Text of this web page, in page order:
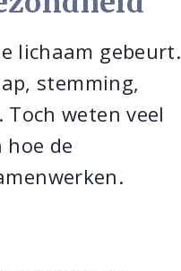
lichaam gebeurt.
stemming,
weten veel
de